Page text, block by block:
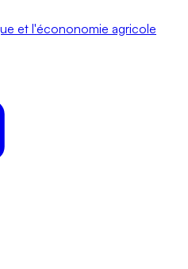
et l'écononomie agricole